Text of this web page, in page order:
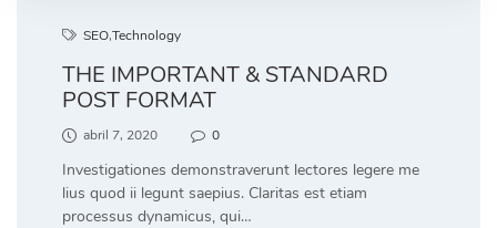
SEO,Technology
THE IMPORTANT & STANDARD
POST FORMAT
abril 7, 2020 0
Investigationes demonstraverunt lectores legere me
lius quod ii legunt saepius. Claritas est etiam
processus dynamicus, qui…